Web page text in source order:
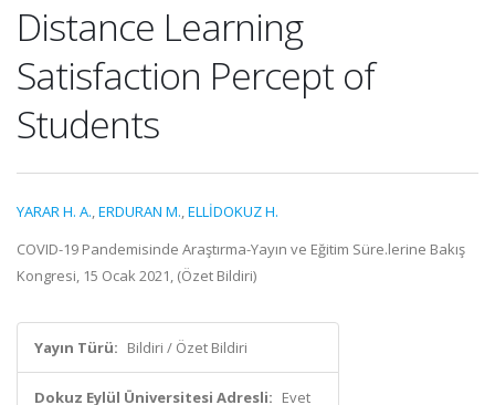
Distance Learning
Satisfaction Percept of
Students
YARAR H. A.,ERDURAN M.,ELLİDOKUZ H.
COVID-19 Pandemisinde Araştırma-Yayın ve Eğitim Süre.lerine Bakış
Kongresi, 15 Ocak 2021, (Özet Bildiri)
Yayın Türü: Bildiri / Özet Bildiri
Dokuz Eylül Üniversitesi Adresli: Evet